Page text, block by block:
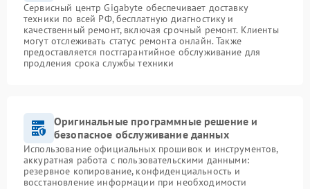
Сервисный центр Gigabyte обеспечивает доставку
техники по всей РФ, бесплатную диагностику и
качественный ремонт, включая срочный ремонт. Клиенты
могут отслеживать статус ремонта онлайн. Также
предоставляется постгарантийное обслуживание для
продления срока службы техники
Оригинальные программные решение и
безопасное обслуживание данных
Использование официальных прошивок и инструментов,
аккуратная работа с пользовательскими данными:
резервное копирование, конфиденциальность и
восстановление информации при необходимости